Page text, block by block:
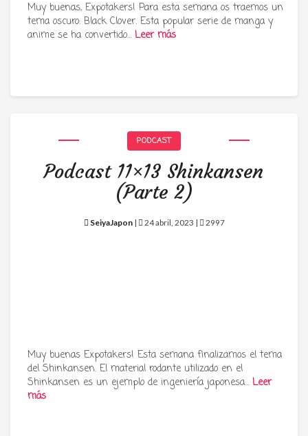
Muy buenas, Expotakers! Para esta semana os traemos un
tema oscuro: Black Clover. Esta popular serie de manga y
anime se ha convertido… Leer más
PODCAST
Podcast 11×13 Shinkansen
(Parte 2)
SeiyaJapon| 24 abril, 2023 | 2997
Muy buenas Expotakers! Esta semana finalizamos el tema
del Shinkansen. El material rodante utilizado en el
Shinkansen es un ejemplo de ingeniería japonesa… Leer
más